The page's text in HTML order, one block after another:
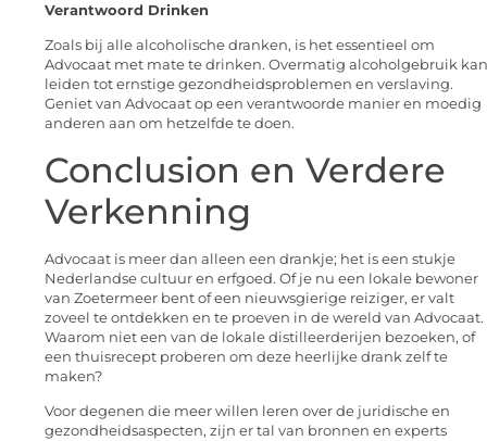
Verantwoord Drinken
Zoals bij alle alcoholische dranken, is het essentieel om
Advocaat met mate te drinken. Overmatig alcoholgebruik kan
leiden tot ernstige gezondheidsproblemen en verslaving.
Geniet van Advocaat op een verantwoorde manier en moedig
anderen aan om hetzelfde te doen.
Conclusion en Verdere
Verkenning
Advocaat is meer dan alleen een drankje; het is een stukje
Nederlandse cultuur en erfgoed. Of je nu een lokale bewoner
van Zoetermeer bent of een nieuwsgierige reiziger, er valt
zoveel te ontdekken en te proeven in de wereld van Advocaat.
Waarom niet een van de lokale distilleerderijen bezoeken, of
een thuisrecept proberen om deze heerlijke drank zelf te
maken?
Voor degenen die meer willen leren over de juridische en
gezondheidsaspecten, zijn er tal van bronnen en experts